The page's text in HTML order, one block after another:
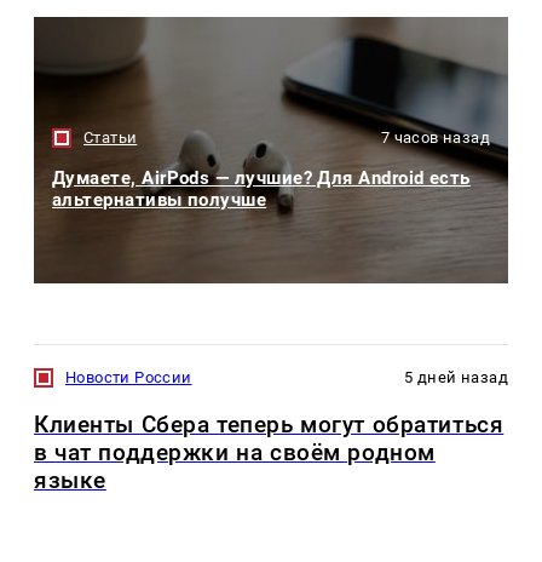
Статьи 7 часов назад
Думаете, AirPods — лучшие? Для Android есть
альтернативы получше
Новости России 5 дней назад
Клиенты Сбера теперь могут обратиться
в чат поддержки на своём родном
языке